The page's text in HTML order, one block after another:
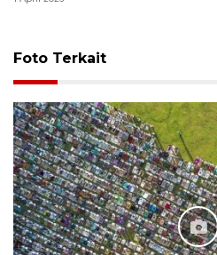
Foto Terkait